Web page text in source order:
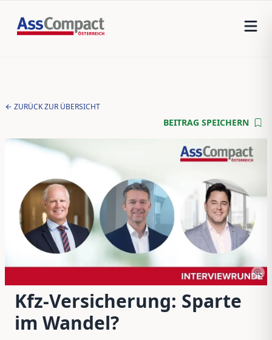
ZURÜCK ZUR ÜBERSICHT
BEITRAG SPEICHERN
Kfz-Versicherung: Sparte
im Wandel?